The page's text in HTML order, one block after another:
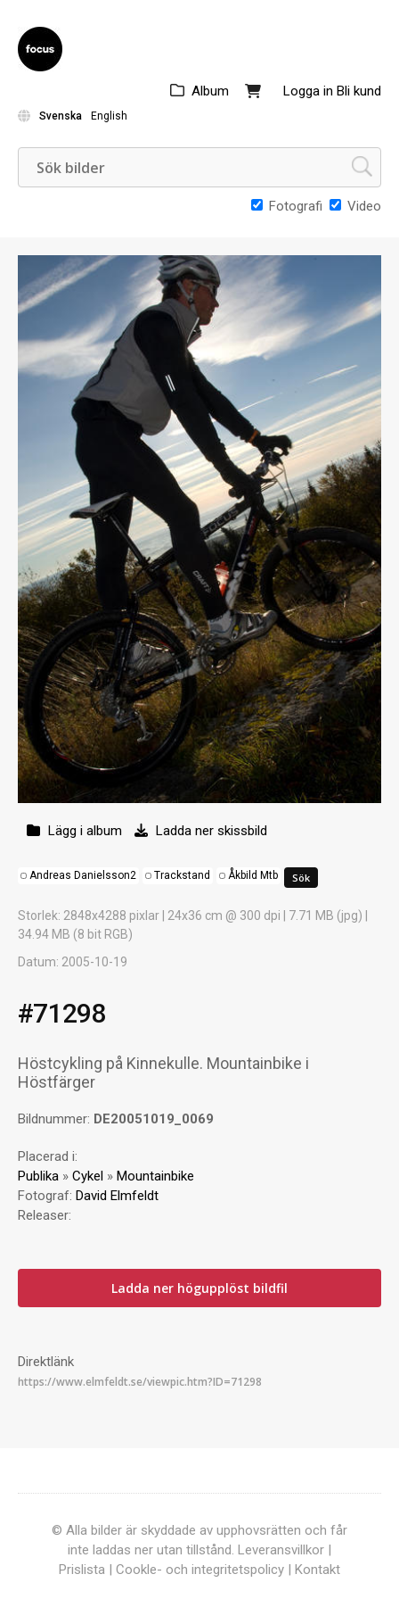
Logga in Bli kund
Album
Svenska English
Fotografi Video
Lägg i album Ladda ner skissbild
Andreas Danielsson2 Trackstand Åkbild Mtb
Storlek: 2848x4288 pixlar | 24x36 cm @ 300 dpi | 7.71 MB (jpg) |
34.94 MB (8 bit RGB)
Datum: 2005-10-19
#71298
Höstcykling på Kinnekulle. Mountainbike i
Höstfärger
Bildnummer: DE20051019_0069
Placerad i:
Publika » Cykel » Mountainbike
Fotograf: David Elmfeldt
Releaser:
Ladda ner högupplöst bildfil
Direktlänk
© Alla bilder är skyddade av upphovsrätten och får
inte laddas ner utan tillstånd. Leveransvillkor |
Prislista | Cookle- och integritetspolicy | Kontakt